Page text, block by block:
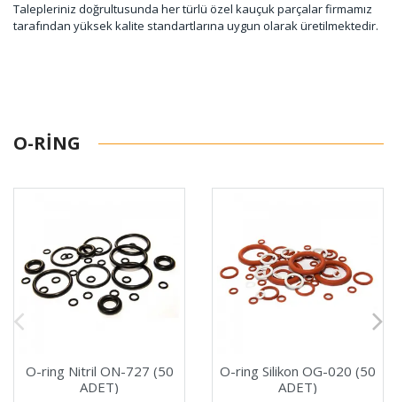
Talepleriniz doğrultusunda her türlü özel kauçuk parçalar firmamız
tarafından yüksek kalite standartlarına uygun olarak üretilmektedir.
O-RING
O-ring Nitril ON-727 (50
ADET)
O-ring Silikon OG-020 (50
ADET)